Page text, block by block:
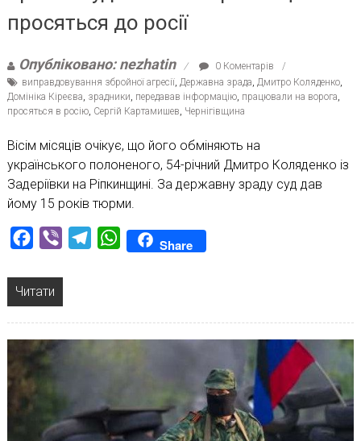
просяться до росії
Опубліковано: nezhatin
0 Коментарів
виправдовування збройної агресії, Державна зрада Дмитро Коляденко,
Домініка Кіреєва зрадники передавав інформацію, працювали на ворога
просяться в росію, Сергій Картамишев Чернігівщина
Вісім місяців очікує, що його обміняють на
українського полоненого, 54-річний Дмитро Коляденко із
Задеріївки на Ріпкинщині. За державну зраду суд дав
йому 15 років тюрми.
Facebook
Viber TelegramWhatsAppShare
Читати